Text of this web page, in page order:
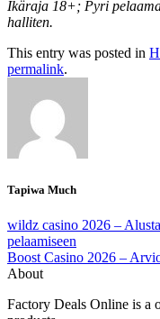
Ikäraja 18+; Pyri
halliten.
This entry was posted in
permalink.
Tapiwa Much
wildz casino 2026 –
pelaamiseen
Boost Casino 2026 –
About
Factory Deals Online is a